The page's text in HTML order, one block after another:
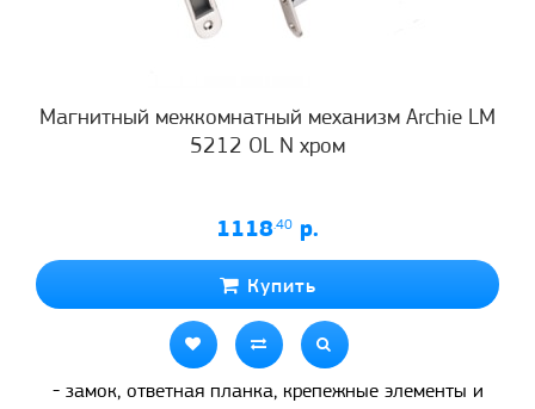
Магнитный межкомнатный механизм Archie LM
5212 OL N хром
1118.40 р.
Купить
- замок, ответная планка, крепежные элементы и